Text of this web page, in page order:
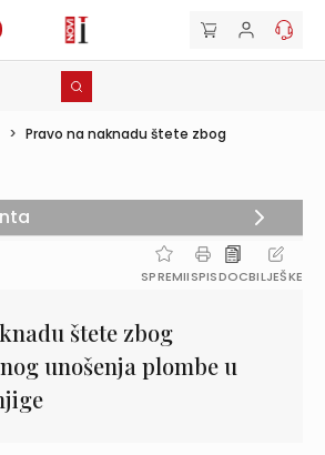
> Pravo na naknadu štete zbog
SPREMIISPISDOCBILJEŠKE
štete zbog
unošenja plombe u